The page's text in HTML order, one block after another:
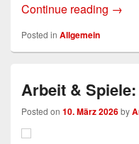
Continue reading Start
→
Posted in Allgemein
Arbeit & Spiele:
Posted on 10. März 2026by